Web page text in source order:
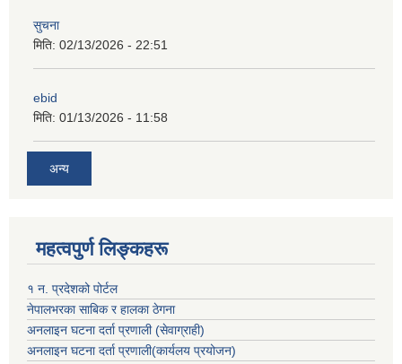
सुचना
मिति: 02/13/2026 - 22:51
ebid
मिति: 01/13/2026 - 11:58
अन्य
महत्वपुर्ण लिङ्कहरू
१ न. प्रदेशको पोर्टल
नेपालभरका साबिक र हालका ठेगना
अनलाइन घटना दर्ता प्रणाली (सेवाग्राही)
अनलाइन घटना दर्ता प्रणाली(कार्यलय प्रयोजन)